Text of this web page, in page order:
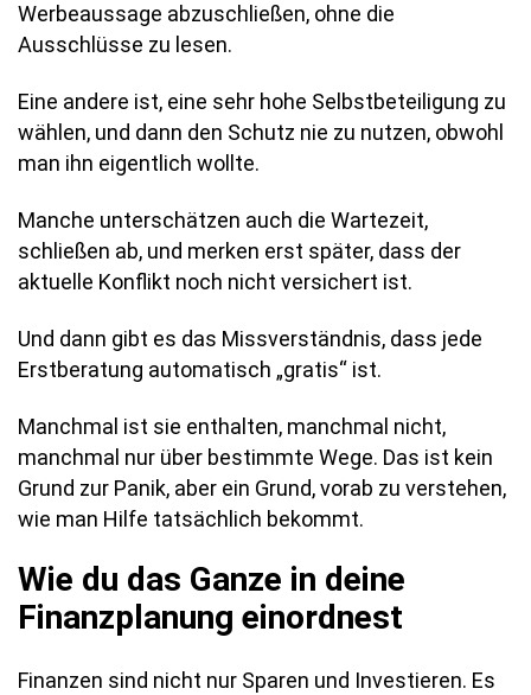
Werbeaussage abzuschließen, ohne die
Ausschlüsse zu lesen.
Eine andere ist, eine sehr hohe Selbstbeteiligung zu
wählen, und dann den Schutz nie zu nutzen, obwohl
man ihn eigentlich wollte.
Manche unterschätzen auch die Wartezeit,
schließen ab, und merken erst später, dass der
aktuelle Konflikt noch nicht versichert ist.
Und dann gibt es das Missverständnis, dass jede
Erstberatung automatisch „gratis“ ist.
Manchmal ist sie enthalten, manchmal nicht,
manchmal nur über bestimmte Wege. Das ist kein
Grund zur Panik, aber ein Grund, vorab zu verstehen,
wie man Hilfe tatsächlich bekommt.
Wie du das Ganze in deine
Finanzplanung einordnest
Finanzen sind nicht nur Sparen und Investieren. Es